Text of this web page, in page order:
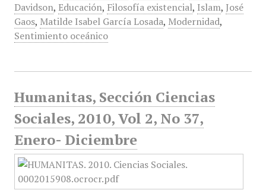
Davidson, Educación, Filosofía existencial, Islam, José
Gaos, Matilde Isabel García Losada, Modernidad,
Sentimiento oceánico
Humanitas, Sección Ciencias
Sociales, 2010, Vol 2, No 37,
Enero- Diciembre